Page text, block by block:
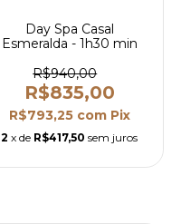
Day Spa Casal
Esmeralda - 1h30 min
R$940,00
R$835,00
R$793,25 com Pix
2 x de R$417,50 sem juros